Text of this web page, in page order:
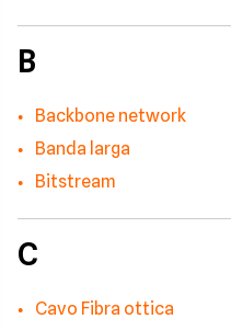
B
Backbone network
Banda larga
Bitstream
C
Cavo Fibra ottica